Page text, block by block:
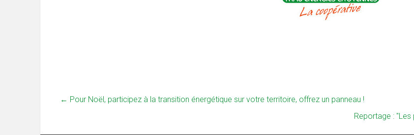
← Pour Noël, participez à la transition énergétique sur votre territoire, offrez un panneau !
Reportage :